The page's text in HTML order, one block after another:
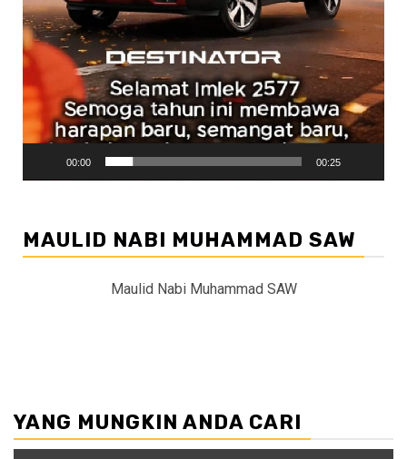
00:00 00:25
MAULID NABI MUHAMMAD SAW
Maulid Nabi Muhammad SAW
YANG MUNGKIN ANDA CARI